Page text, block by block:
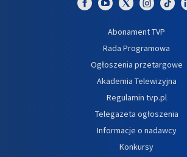
Abonament TVP
Rada Programowa
Ogłoszenia przetargowe
Akademia Telewizyjna
Regulamin tvp.pl
Telegazeta ogłoszenia
Informacje o nadawcy
Konkursy